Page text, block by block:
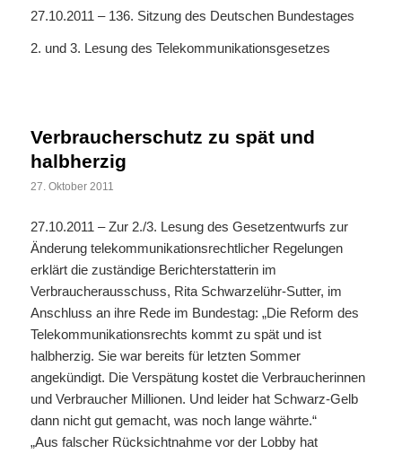
27.10.2011 – 136. Sitzung des Deutschen Bundestages
2. und 3. Lesung des Telekommunikationsgesetzes
Verbraucherschutz zu spät und
halbherzig
27. Oktober 2011
27.10.2011 – Zur 2./3. Lesung des Gesetzentwurfs zur
Änderung telekommunikationsrechtlicher Regelungen
erklärt die zuständige Berichterstatterin im
Verbraucherausschuss, Rita Schwarzelühr-Sutter, im
Anschluss an ihre Rede im Bundestag: „Die Reform des
Telekommunikationsrechts kommt zu spät und ist
halbherzig. Sie war bereits für letzten Sommer
angekündigt. Die Verspätung kostet die Verbraucherinnen
und Verbraucher Millionen. Und leider hat Schwarz-Gelb
dann nicht gut gemacht, was noch lange währte.“
„Aus falscher Rücksichtnahme vor der Lobby hat